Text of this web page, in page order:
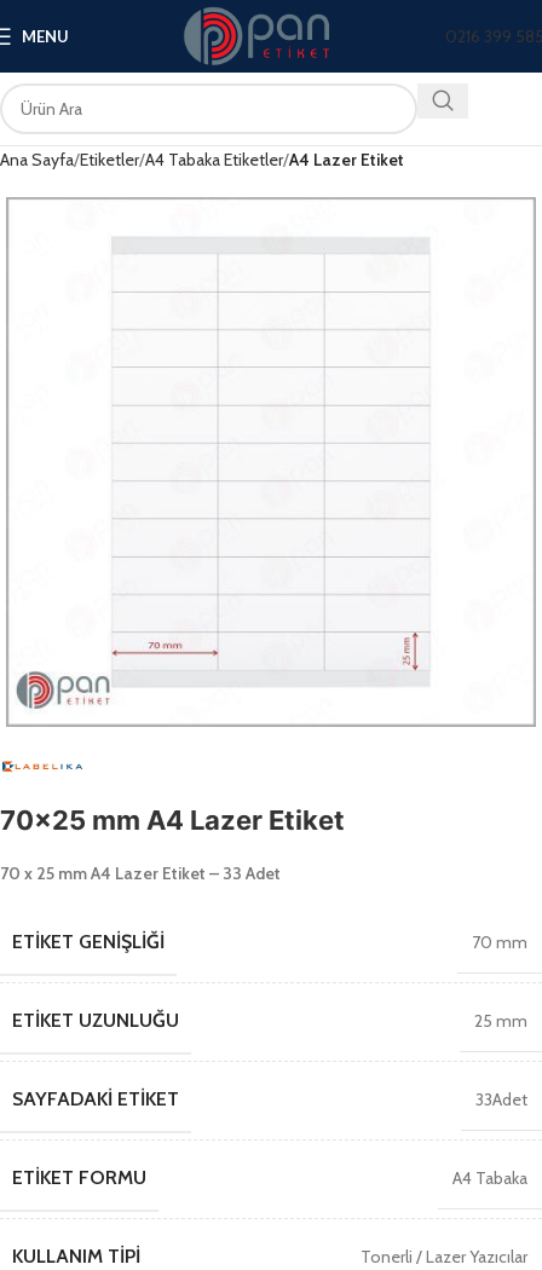
MENU 0216 399
Ana Sayfa Etiketler A4 Tabaka Etiketler A4 Lazer Etiket
70×25 mm A4 Lazer Etiket
70 x 25 mm A4 Lazer Etiket – 33 Adet
ETIKET GENIŞLIĞI 70 mm
ETIKET UZUNLUĞU 25 mm
SAYFADAKI ETIKET 33Adet
ETIKET FORMU A4 Tabaka
KULLANIM TIPI Tonerli / Lazer Yazıcılar